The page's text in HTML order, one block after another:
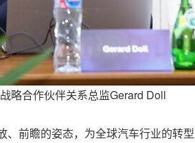
略合作伙伴关系总监Gerard Doll
前瞻的姿态，为全球汽车行业的转